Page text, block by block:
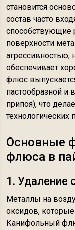
становится
состав часто
способствующие
поверхности
агрессивностью,
обеспечивает
флюс
пастообразной и
припоя), что
технологических
Основные
флюса в
1. Удаление
Металлы на
оксидов,
Канифольный